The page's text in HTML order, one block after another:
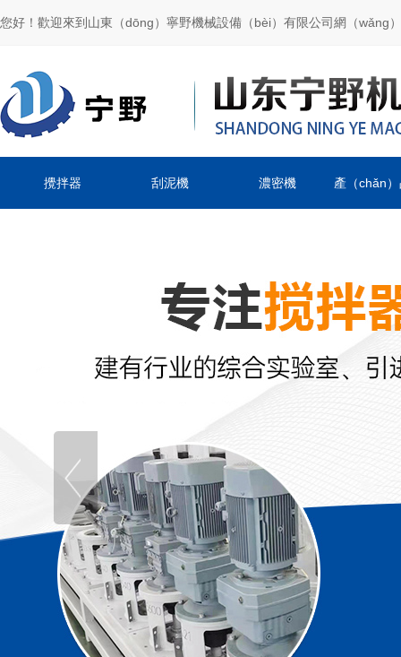
您好！歡迎來到山東（dōng）寧野機械設備（bèi）有限公司網（wǎng
攪拌器 刮泥機 濃密機 產（chǎn